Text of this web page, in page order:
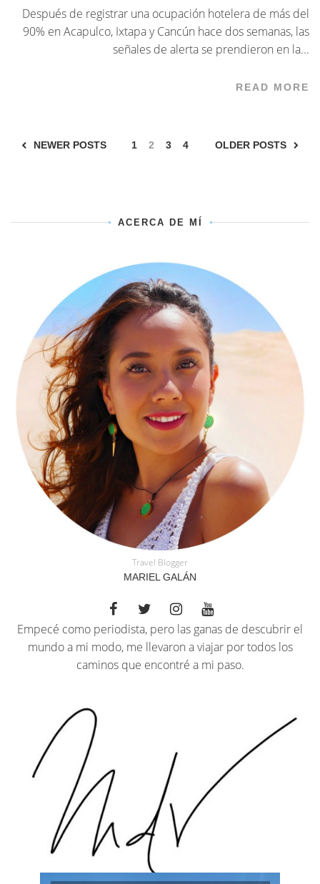
Después de registrar una ocupación hotelera de más del
90% en Acapulco, Ixtapa y Cancún hace dos semanas, las
señales de alerta se prendieron en la...
READ MORE
NEWER POSTS 1 2 3 4 OLDER POSTS
ACERCA DE MÍ
Travel Blogger
MARIEL GALÁN
Empecé como periodista, pero las ganas de descubrir el
mundo a mi modo, me llevaron a viajar por todos los
caminos que encontré a mi paso.